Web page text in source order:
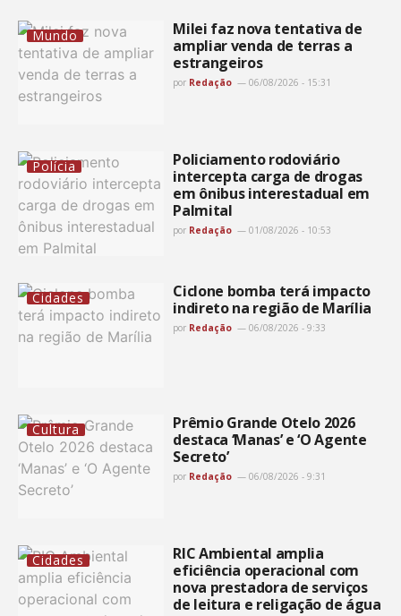
Mundo
Milei faz nova tentativa de
ampliar venda de terras a
estrangeiros
por Redação 06/08/2026 - 15:31
Polícia
Policiamento rodoviário
intercepta carga de drogas
em ônibus interestadual em
Palmital
por Redação 01/08/2026 - 10:53
Cidades
Ciclone bomba terá impacto
indireto na região de Marília
por Redação 06/08/2026 - 9:33
Cultura
Prêmio Grande Otelo 2026
destaca ‘Manas’ e ‘O Agente
Secreto’
por Redação 06/08/2026 - 9:31
Cidades
RIC Ambiental amplia
eficiência operacional com
nova prestadora de serviços
de leitura e religação de água